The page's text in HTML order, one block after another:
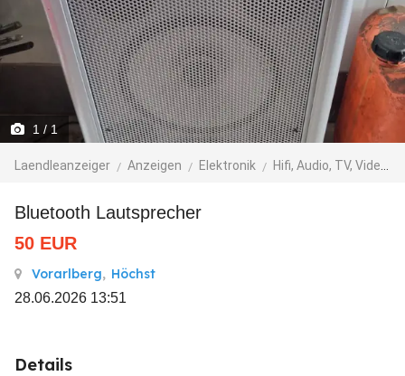
1 / 1
Laendleanzeiger Anzeigen Elektronik Hifi, Audio, TV, Video, Foto
Bluetooth Lautsprecher
50 EUR
Vorarlberg, Höchst
28.06.2026 13:51
Details